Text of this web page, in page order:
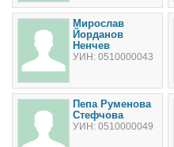
Мирослав
Йорданов
Ненчев
УИН: 0510000043
Пепа Руменова
Стефчова
УИН: 0510000049